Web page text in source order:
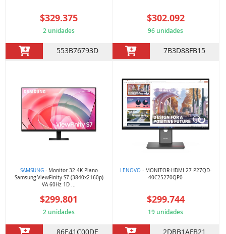
$329.375
2 unidades
553B76793D
$302.092
96 unidades
7B3D88FB15
SAMSUNG- Monitor 32 4K Plano
Samsung ViewFinity S7 (3840x2160p)
VA 60Hz 1D ...
$299.801
2 unidades
86E41C00DF
LENOVO- MONITOR-HDMI 27 P27QD-
40C25270QP0
$299.744
19 unidades
2DBB1AFB21